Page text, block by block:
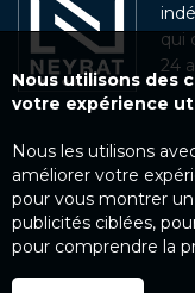
qui
24
Nous utilisons des
votre expérience
Nous les utilisons
améliorer votre
pour vous montrer
publicités ciblées,
pour comprendre la